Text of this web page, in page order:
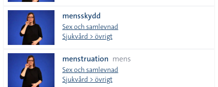
mensskydd
Sex och samlevnad
Sjukvård > övrigt
menstruation mens
Sex och samlevnad
Sjukvård > övrigt